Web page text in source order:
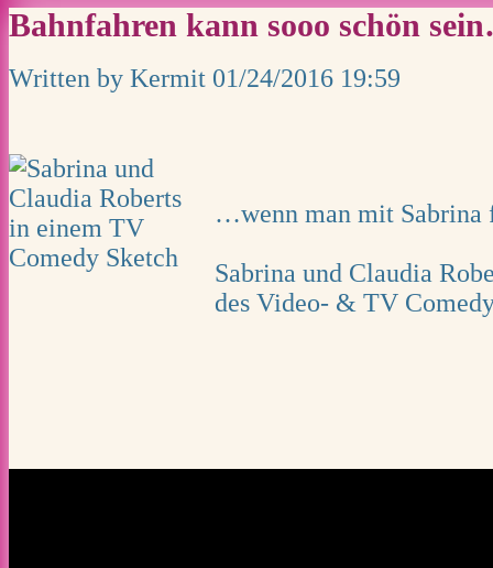
Bahnfahren kann sooo schön
Written by Kermit 01/24/2016 19:59
…wenn man mit Sabrina
Sabrina und Claudia
des Video- & TV